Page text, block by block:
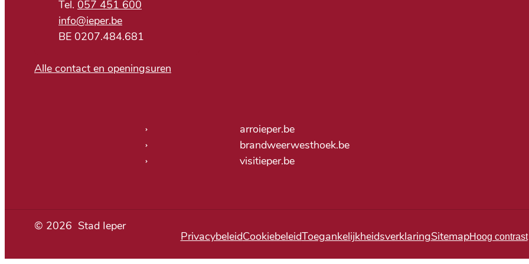
057 451 600
E-mailinfo@ieper.be
BTW nr.BE 0207.484.681
Alle contact en openingsuren
arroieper.be
brandweerwesthoek.be
visitieper.be
© 2026 Stad Ieper
PrivacybeleidCookiebeleidToegankelijkheidsverklaringSitemapHoog contrast